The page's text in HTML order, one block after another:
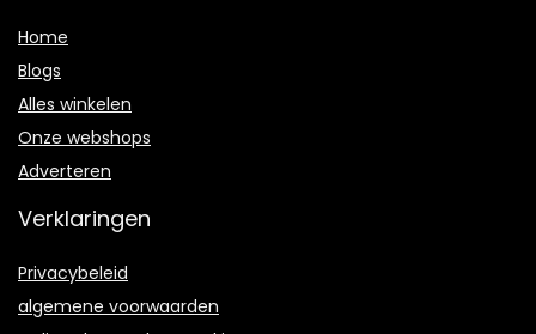
Home
Blogs
Alles winkelen
Onze webshops
Adverteren
Verklaringen
Privacybeleid
algemene voorwaarden